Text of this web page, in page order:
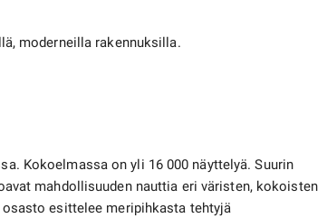
moderneilla rakennuksilla.
Kokoelmassa on yli 16 000 näyttelyä. Suurin
mahdollisuuden nauttia eri väristen, kokoisten
esittelee meripihkasta tehtyjä